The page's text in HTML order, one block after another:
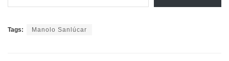
Tags: Manolo Sanlúcar